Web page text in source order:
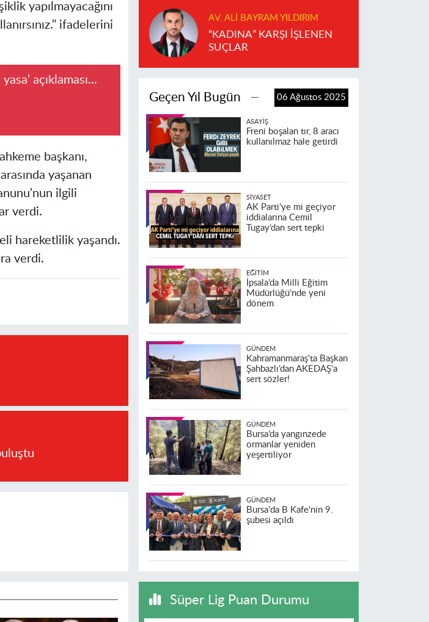
yapılmayacağını
ifadelerini
açıklaması...
başkanı,
yaşanan
ilgili
verdi.
hareketlilik yaşandı.
verdi.
AV. ALI BAYRAM YILDIRIM
“KADINA” KARŞI İŞLENEN
SUÇLAR
Geçen Yıl Bugün 06 Ağustos 2025
ASAYIŞ
Freni boşalan tır, 8 aracı
kullanılmaz hale getirdi
SIYASET
AK Parti’ye mi geçiyor
iddialarına Cemil
Tugay’dan sert tepki
EĞITIM
İpsala’da Milli Eğitim
Müdürlüğü’nde yeni
dönem
GÜNDEM
Kahramanmaraş'ta Başkan
Şahbazlı’dan AKEDAŞ’a
sert sözler!
GÜNDEM
Bursa’da yangınzede
ormanlar yeniden
yeşertiliyor
GÜNDEM
Bursa'da B Kafe'nin 9.
şubesi açıldı
Süper Lig Puan Durumu